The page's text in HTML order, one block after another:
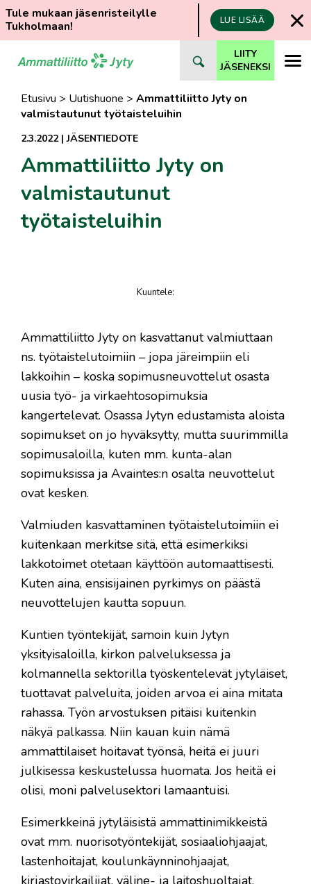
Tule mukaan jäsenristeilylle
Tukholmaan!
LUE LISÄÄ
suoraan
LIITY
JÄSENEKSI
Etusivu > Uutishuone > Ammattiliitto Jyty on
valmistautunut työtaisteluihin
2.3.2022|JÄSENTIEDOTE
Ammattiliitto Jyty on
valmistautunut
työtaisteluihin
Kuuntele:
​Ammattiliitto Jyty on kasvattanut valmiuttaan
ns. työtaistelutoimiin – jopa järeimpiin eli
lakkoihin – koska sopimusneuvottelut osasta
uusia työ- ja virkaehtosopimuksia
kangertelevat. Osassa Jytyn edustamista aloista
sopimukset on jo hyväksytty, mutta suurimmilla
sopimusaloilla, kuten mm. kunta-alan
sopimuksissa ja Avaintes:n osalta neuvottelut
ovat kesken.
Valmiuden kasvattaminen työtaistelutoimiin ei
kuitenkaan merkitse sitä, että esimerkiksi
lakkotoimet otetaan käyttöön automaattisesti.
Kuten aina, ensisijainen pyrkimys on päästä
neuvottelujen kautta sopuun.
Kuntien työntekijät, samoin kuin Jytyn
yksityisaloilla, kirkon palveluksessa ja
kolmannella sektorilla työskentelevät jytyläiset,
tuottavat palveluita, joiden arvoa ei aina mitata
rahassa. Työn arvostuksen pitäisi kuitenkin
näkyä palkassa. Niin kauan kuin nämä
ammattilaiset hoitavat työnsä, heitä ei juuri
julkisessa keskustelussa huomata. Jos heitä ei
olisi, moni palvelusektori lamaantuisi.
Esimerkkeinä jytyläisistä ammattinimikkeistä
ovat mm. nuorisotyöntekijät, sosiaaliohjaajat,
lastenhoitajat, koulunkäynninohjaajat,